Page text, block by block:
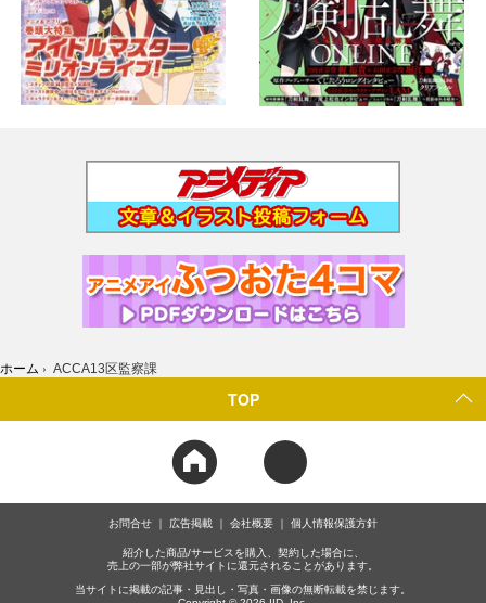
ホーム › ACCA13区監察課
TOP
お問合せ 広告掲載 会社概要 個人情報保護方針
紹介した商品/サービスを購入、契約した場合に、
売上の一部が弊社サイトに還元されることがあります。
当サイトに掲載の記事・見出し・写真・画像の無断転載を禁じます。